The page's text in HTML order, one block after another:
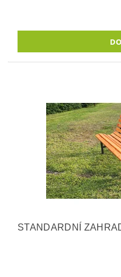
STANDARDNÍ